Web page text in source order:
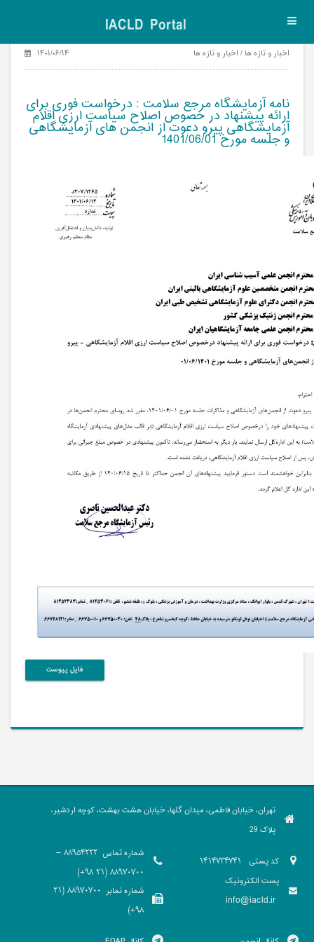
IACLD Portal
اخبار و تازه ها / اخبار و تازه ها ۱۴۰۱/۰۶/۱۴
نامه آزمایشگاه مرجع سلامت : درخواست فوری برای
ارائه پیشنهاد در خصوص اصلاح سیاست ارزی اقلام
آزمایشگاهی پیرو دعوت از انجمن های آزمایشگاهی
و جلسه مورخ 1401/06/01
فایل پیوست
تهران، خیابان فاطمی، میدان گلها، خیابان هشت بهشت، کوچه اردشیر،
پلاک 29
کد پستی
پست الکترونیک
info@iacld.ir
شماره تماس
88954222 -
88970700 (21 98+)
شماره نمابر
88970700 (21
98+)